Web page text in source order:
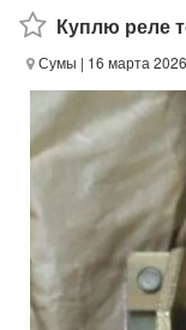
Куплю реле
Сумы | 16 марта